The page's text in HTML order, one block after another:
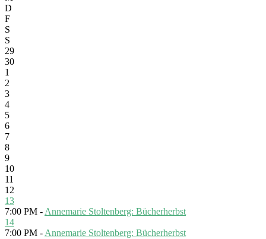
D
F
S
S
29
30
1
2
3
4
5
6
7
8
9
10
11
12
13
7:00 PM -Annemarie Stoltenberg: Bücherherbst
14
7:00 PM -Annemarie Stoltenberg: Bücherherbst